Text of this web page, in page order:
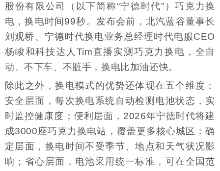
股份有限公司（以下简称“宁德时代”）巧克力换
电，换电时间99秒。发布会前，北汽蓝谷董事长
刘观桥、宁德时代换电业务总经理时代电服CEO
杨峻和科技达人Tim直播实测巧克力换电，全自
动、不下车、不脏手，换电比加油还快。
除此之外，换电模式的优势还体现在五个维度：
安全层面，每次换电系统自动检测电池状态，实
时监控健康度；便利层面，2026年宁德时代将建
成3000座巧克力换电站，覆盖更多核心城区；确
定层面，换电时间不受季节、地点和天气状况影
响；省心层面，电池采用统一标准，可在全国范